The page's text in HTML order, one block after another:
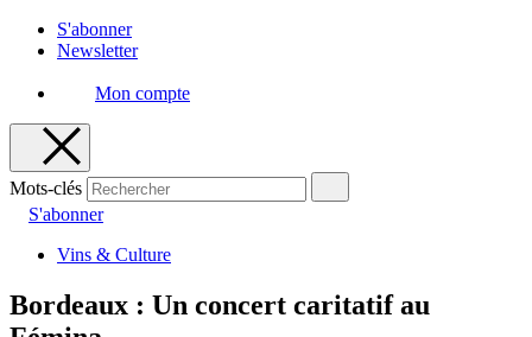
S'abonner
Newsletter
Mon compte
Mots-clés
S'abonner
Vins & Culture
Bordeaux : Un concert caritatif au